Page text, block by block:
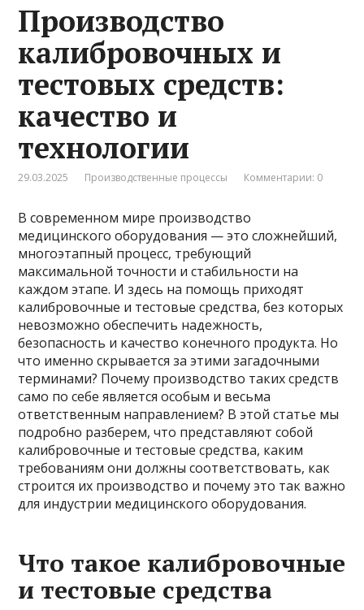
Производство
калибровочных и
тестовых средств:
качество и
технологии
29.03.2025 Производственные процессы Комментарии: 0
В современном мире производство
медицинского оборудования — это сложнейший,
многоэтапный процесс, требующий
максимальной точности и стабильности на
каждом этапе. И здесь на помощь приходят
калибровочные и тестовые средства, без которых
невозможно обеспечить надежность,
безопасность и качество конечного продукта. Но
что именно скрывается за этими загадочными
терминами? Почему производство таких средств
само по себе является особым и весьма
ответственным направлением? В этой статье мы
подробно разберем, что представляют собой
калибровочные и тестовые средства, каким
требованиям они должны соответствовать, как
строится их производство и почему это так важно
для индустрии медицинского оборудования.
Что такое калибровочные
и тестовые средства